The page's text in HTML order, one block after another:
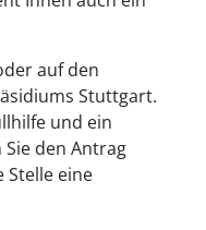
auf den
Stuttgart.
und ein
den Antrag
Stelle eine